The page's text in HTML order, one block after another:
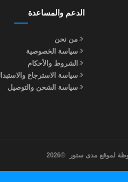
الدعم والمساعدة
من نحن
سياسة الخصوصية
الشروط والأحكام
سياسة الاسترجاع
سياسة الشحن والتوصيل
لموقع مدى ستور©
2026